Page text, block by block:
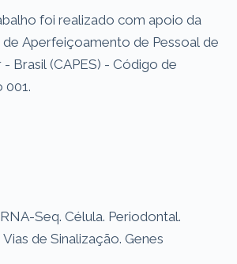
foi realizado com apoio da
Aperfeiçoamento de Pessoal de
Brasil (CAPES) - Código de
001.
Seq. Célula. Periodontal.
de Sinalização. Genes